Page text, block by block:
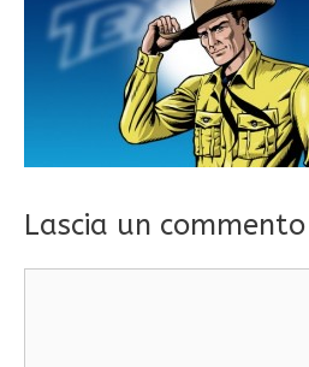
Lascia un commento